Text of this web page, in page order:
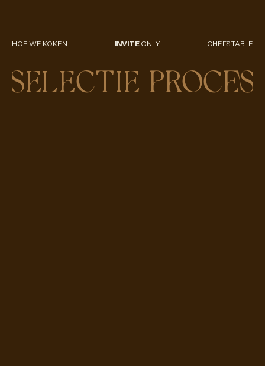
HOE WE KOKEN INVITEONLY CHEFS TABLE
SELECTIE PROCES